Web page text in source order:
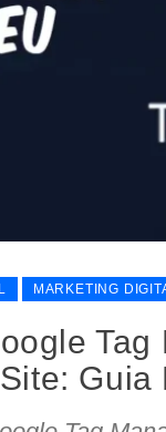
MARKETING
Tag
Guia